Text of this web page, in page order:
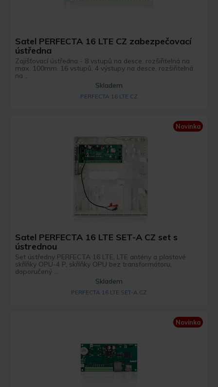
Satel PERFECTA 16 LTE CZ zabezpečovací
ústředna
Zajišťovací ústředna - 8 vstupů na desce, rozšiřitelná na
max. 100mm. 16 vstupů, 4 výstupy na desce, rozšiřitelná
na ...
Skladem
PERFECTA 16 LTE CZ
Novinka
Satel PERFECTA 16 LTE SET-A CZ set s
ústrednou
Set ústředny PERFECTA 16 LTE, LTE antény a plastové
skříňky OPU-4 P, skříňky OPU bez transformátoru,
doporučený ...
Skladem
PERFECTA 16 LTE SET-A CZ
Novinka